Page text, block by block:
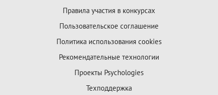
Правила участия в конкурсах
Пользовательское соглашение
Политика использования cookies
Рекомендательные технологии
Проекты Psychologies
Техподдержка